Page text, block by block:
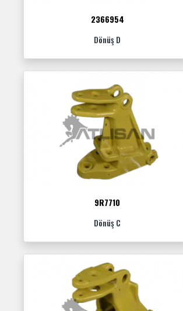
2366954
Dönüş D
9R7710
Dönüş C